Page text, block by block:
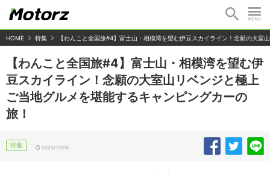
HOME 特集 【わんこと全国旅#4】富士山・相模湾を望む伊豆スカイライン！念願の大
【わんこと全国旅#4】富士山・相模湾を望む伊
豆スカイライン！念願の大室山リベンジと極上
ご当地グルメを堪能するキャンピングカーの
旅！
特集 2025/10/09